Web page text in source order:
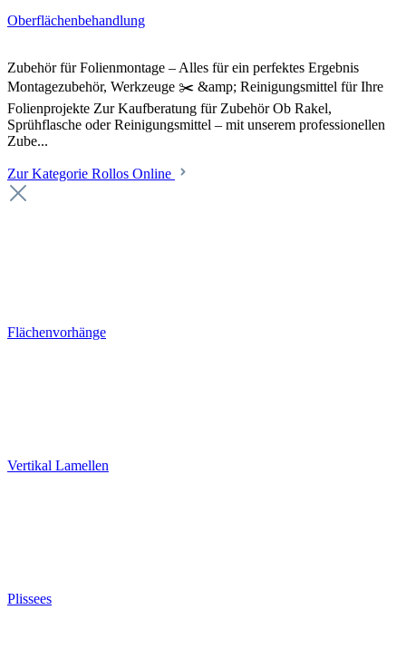
Oberflächenbehandlung
Zubehör für Folienmontage – Alles für ein perfektes Ergebnis
Montagezubehör, Werkzeuge ✂️ &amp; Reinigungsmittel für Ihre
Folienprojekte Zur Kaufberatung für Zubehör Ob Rakel,
Sprühflasche oder Reinigungsmittel – mit unserem professionellen
Zube...
Zur Kategorie Rollos Online
Flächenvorhänge
Vertikal Lamellen
Plissees